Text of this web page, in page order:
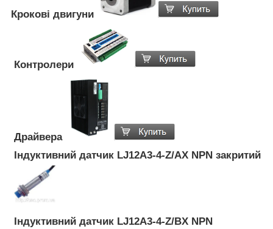
Крокові двигуни
Контролери
Драйвера
Індуктивний датчик LJ12A3-4-Z/AX NPN закритий
Індуктивний датчик LJ12A3-4-Z/BX NPN